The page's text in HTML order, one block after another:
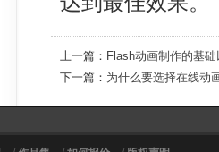
上一篇： Flash动画制作的基
下一篇： 为什么要选择在线动